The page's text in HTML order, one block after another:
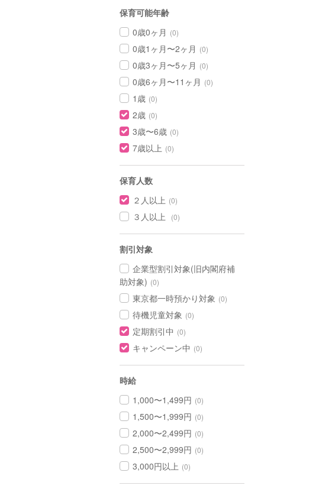
保育可能年齢
0歳0ヶ月 (0)
0歳1ヶ月〜2ヶ月 (0)
0歳3ヶ月〜5ヶ月 (0)
0歳6ヶ月〜11ヶ月 (0)
1歳 (0)
2歳 (0)
3歳〜6歳 (0)
7歳以上 (0)
保育人数
２人以上 (0)
３人以上 (0)
割引対象
企業型割引対象(旧内閣府補
助対象) (0)
東京都一時預かり対象 (0)
待機児童対象 (0)
定期割引中 (0)
キャンペーン中 (0)
時給
1,000〜1,499円 (0)
1,500〜1,999円 (0)
2,000〜2,499円 (0)
2,500〜2,999円 (0)
3,000円以上 (0)